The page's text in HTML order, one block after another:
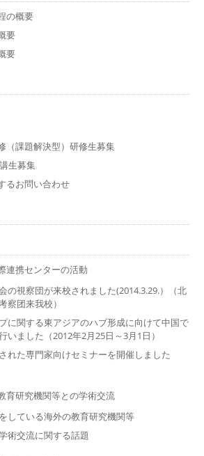
の概要
要
要
（課題解決型）研修生募集
生募集
るお問い合わせ
連携センターの活動
の視察団が来校されました(2014.3.29.）（北
察团来我校）
に関する東アジアのハブ形成に向けて中国で
いました（2012年2月25日～3月1日）
れた専門家向けセミナーを開催しました
育研究機関等との学術交流
している海外の教育研究機関等
術交流に関する話題